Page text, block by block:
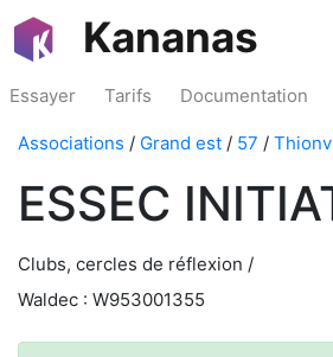
Kananas
Essayer Tarifs Documentation
Associations / Grand est / 57 /
ESSEC
Clubs, cercles de réflexion /
Waldec : W953001355